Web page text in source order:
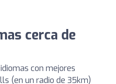
cerca de
con mejores
(en un radio de 35km)